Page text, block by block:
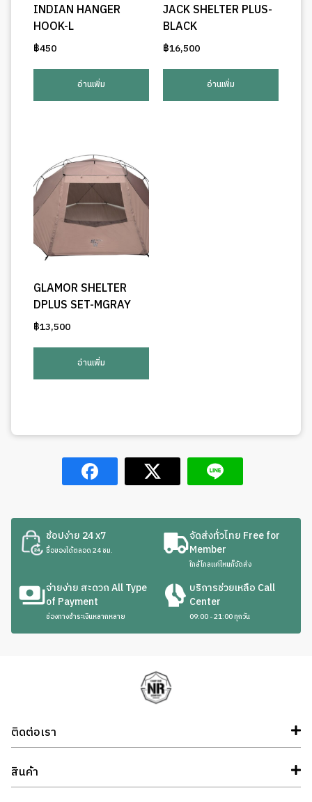
INDIAN HANGER
HOOK-L
฿450
อ่านเพิ่ม
JACK SHELTER PLUS-
BLACK
฿16,500
อ่านเพิ่ม
GLAMOR SHELTER
DPLUS SET-MGRAY
฿13,500
อ่านเพิ่ม
ช้อปง่าย 24 x7
ซื้อของได้ตลอด 24 ชม.
จัดส่งทั่วไทย Free for
Member
ใกล้ไกลแค่ไหนก็จัดส่ง
จ่ายง่าย สะดวก All Type
of Payment
ช่องทางชำระเงินหลากหลาย
บริการช่วยเหลือ Call
Center
09:00 - 21:00 ทุกวัน
ติดต่อเรา
สินค้า